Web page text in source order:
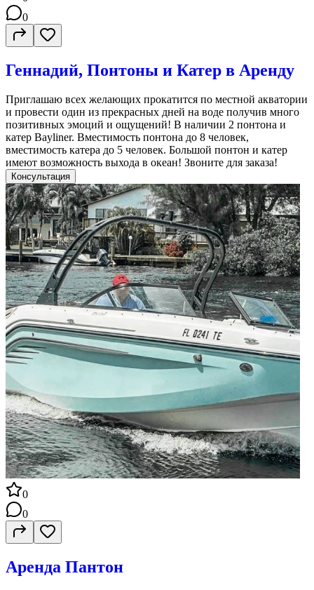
0
Геннадий, Понтоны и Катер в Аренду
Приглашаю всех желающих прокатится по местной акватории
и провести один из прекрасных дней на воде получив много
позитивных эмоций и ощущений! В наличии 2 понтона и
катер Bayliner. Вместимость понтона до 8 человек,
вместимость катера до 5 человек. Большой понтон и катер
имеют возможность выхода в океан! Звоните для заказа!
Консультация
0
0
Аренда Пантон